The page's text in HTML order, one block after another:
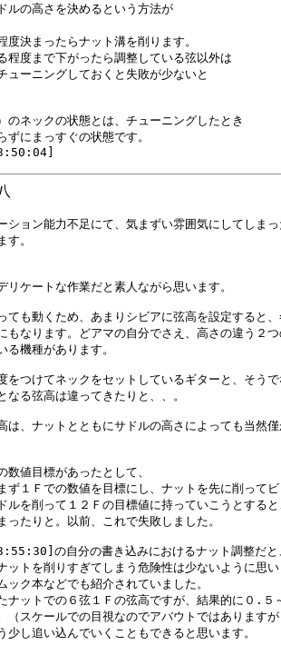
高さを決めるという方法が
度決まったらナット溝を削ります。
まで下がったら調整している弦以外は
ニングしておくと失敗が少ないと
のネックの状態とは、チューニングしたとき
ずにまっすぐの状態です。
八
ション能力不足にて、気まずい雰囲気にしてしま
す。
リケートな作業だと素人ながら思います。
ても動くため、あまりシビアに弦高を設定すると
もなります。どアマの自分でさえ、高さの違う２
る機種があります。
をつけてネックをセットしているギターと、そう
なる弦高は違ってきたりと、、。
は、ナットとともにサドルの高さによっても当然
数値目標があったとして、
ず１Ｆでの数値を目標にし、ナットを先に削って
ルを削って１２Ｆの目標値に持っていこうとすると
ったりと。以前、これで失敗しました。
の自分の書き込みにおけるナット調整だと
ットを削りすぎてしまう危険性は少ないように思い
ック本などでも紹介されていました。
ナットでの６弦１Ｆの弦高ですが、結果的に０.５
（スケールでの目視なのでアバウトではありますが
少し追い込んでいくこともできると思います。